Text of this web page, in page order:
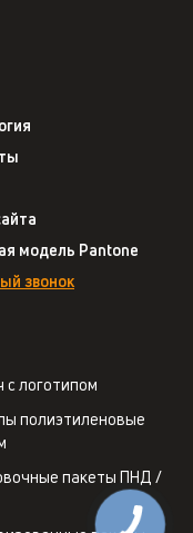
модель Pantone
звонок
с логотипом
полиэтиленовые
пакеты ПНД /